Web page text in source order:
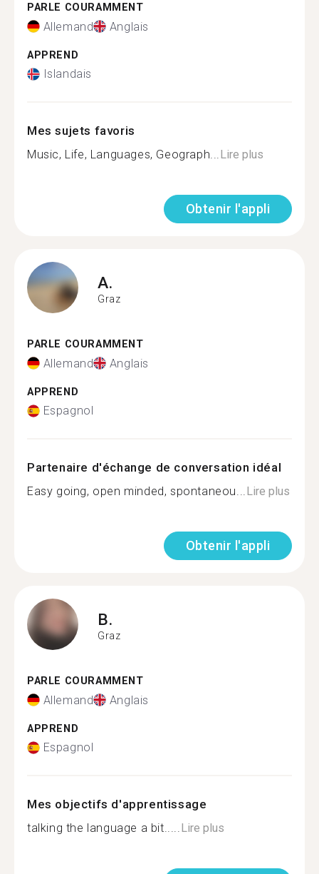
PARLE COURAMMENT
Allemand Anglais
APPREND
Islandais
Mes sujets favoris
Music, Life, Languages, Geograph...Lire plus
Obtenir l'appli
A.
Graz
PARLE COURAMMENT
Allemand Anglais
APPREND
Espagnol
Partenaire d'échange de conversation idéal
Easy going, open minded, spontaneou...Lire plus
Obtenir l'appli
B.
Graz
PARLE COURAMMENT
Allemand Anglais
APPREND
Espagnol
Mes objectifs d'apprentissage
talking the language a bit.....Lire plus